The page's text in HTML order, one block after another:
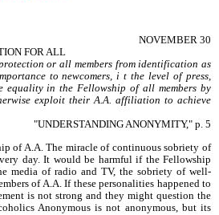
NOVEMBER 30
FOR ALL
or all members from identification as
to newcomers, i t the level of press,
equality in the Fellowship of all members by
exploit their A.A. affiliation to achieve
"UNDERSTANDING ANONYMITY," p. 5
of A.A. The miracle of continuous sobriety of
day. It would be harmful if the Fellowship
media of radio and TV, the sobriety of well-
of A.A. If these personalities happened to
is not strong and they might question the
Anonymous is not anonymous, but its